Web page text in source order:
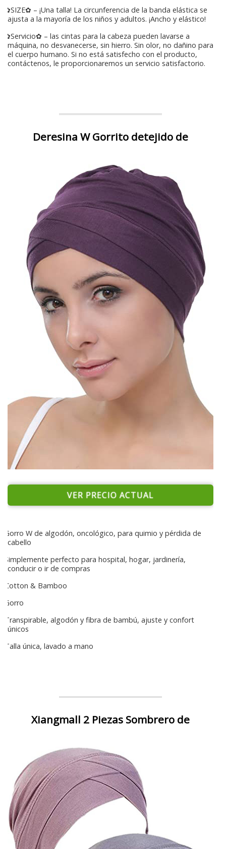
✿SIZE✿ – ¡Una talla! La circunferencia de la banda elástica se
ajusta a la mayoría de los niños y adultos. ¡Ancho y elástico!
✿Servicio✿ – las cintas para la cabeza pueden lavarse a
máquina, no desvanecerse, sin hierro. Sin olor, no dañino para
el cuerpo humano. Si no está satisfecho con el producto,
contáctenos, le proporcionaremos un servicio satisfactorio.
Deresina W Gorrito detejido de
VER PRECIO ACTUAL
Gorro W de algodón, oncológico, para quimio y pérdida de
cabello
Simplemente perfecto para hospital, hogar, jardinería,
conducir o ir de compras
Cotton & Bamboo
Gorro
Transpirable, algodón y fibra de bambú, ajuste y confort
únicos
Talla única, lavado a mano
Xiangmall 2 Piezas Sombrero de